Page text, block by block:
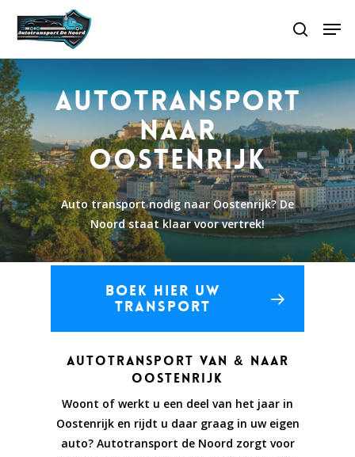
content
search
Autotransport
naar
Oostenrijk
Auto transport nodig naar Oostenrijk? De
Noord staat klaar voor vertrek!
Boek hier uw
transport
Autotransport VAN & NAAR
Oostenrijk
Woont of werkt u een deel van het jaar in
Oostenrijk en rijdt u daar graag in uw eigen
auto? Autotransport de Noord zorgt voor